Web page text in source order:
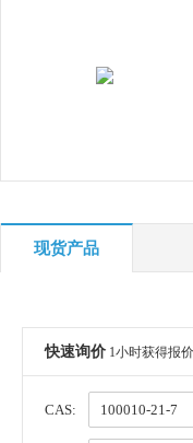
现货产品
快速询价 1小时获得报价
CAS: